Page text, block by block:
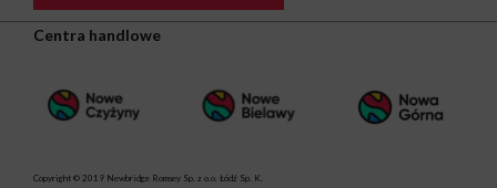
Centra handlowe
Copyright © 2019 Newbridge Romsey Sp. z o.o. Łódź Sp. K.